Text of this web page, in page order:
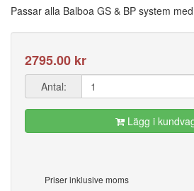
Passar alla Balboa GS & BP system
2795.00 kr
Antal:
Lägg i
Priser inklusive moms